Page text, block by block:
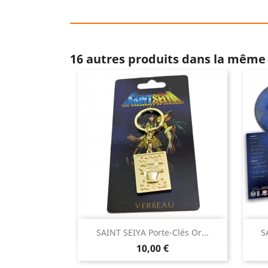
16 autres produits dans la
SAINT SEIYA Porte-Clés Or...
Prix
10,00 €
Aperçu rapide